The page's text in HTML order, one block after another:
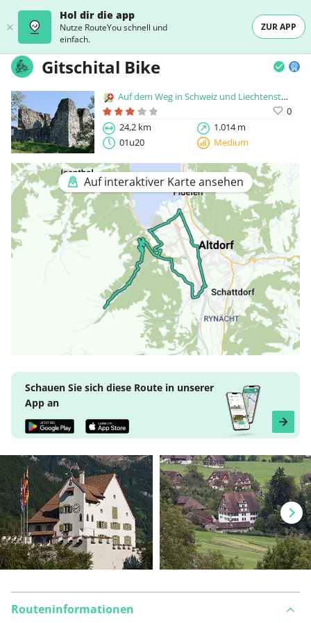
Hol dir die app
Nutze RouteYou schnell und
einfach.
ZUR APP
Gitschital Bike
Auf dem Weg in Schweiz und Liechtenstein
0
24,2 km
1.014 m
01u20
Medium
Auf interaktiver Karte ansehen
Schauen Sie sich diese Route in unserer
App an
Routeninformationen